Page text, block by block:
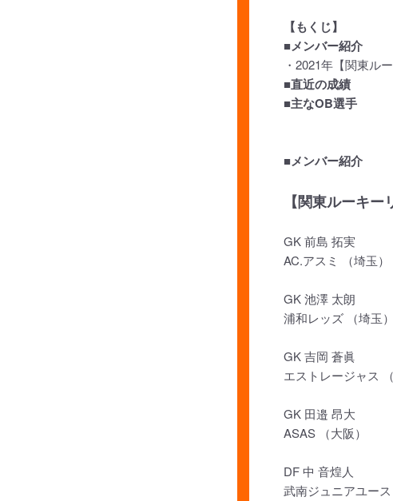
【もくじ】
■メンバー紹介
・2021年【関東ル
■直近の成績
■主なOB選手
■メンバー紹介
【関東ルーキー
GK 前島 拓実
AC.アスミ （埼玉）
GK 池澤 太朗
浦和レッズ （埼玉）
GK 吉岡 蒼眞
エストレージャス （
GK 田邉 昂大
ASAS （大阪）
DF 中 音煌人
武南ジュニアユース